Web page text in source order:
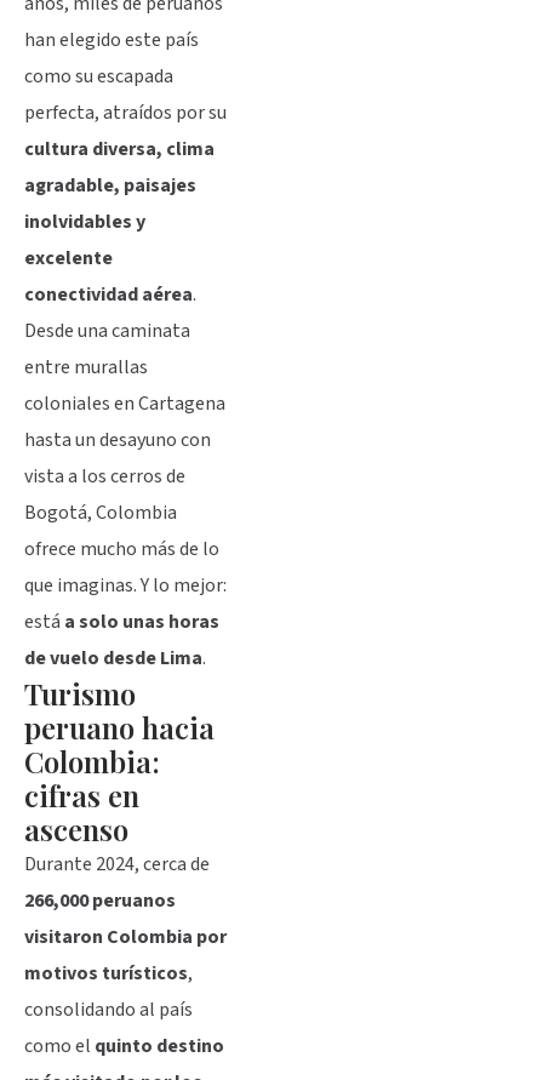
han elegido este país
como su escapada
perfecta, atraídos por su
cultura diversa, clima
agradable, paisajes
inolvidables y
excelente
conectividad aérea.
Desde una caminata
entre murallas
coloniales en Cartagena
hasta un desayuno con
vista a los cerros de
Bogotá, Colombia
ofrece mucho más de lo
que imaginas. Y lo mejor:
está a solo unas horas
de vuelo desde Lima.
Turismo
peruano hacia
Colombia:
cifras en
ascenso
Durante 2024, cerca de
266,000 peruanos
visitaron Colombia por
motivos turísticos,
consolidando al país
como el quinto destino